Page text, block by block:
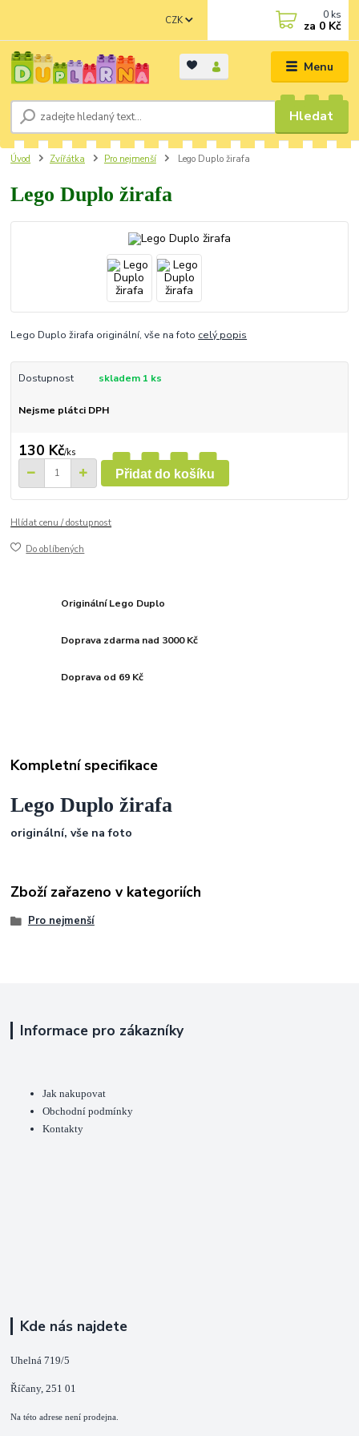
Menu
CZK
Hledat
0 ks
za 0 Kč
Úvod Zvířátka Pro nejmenší Lego Duplo žirafa
Lego Duplo žirafa
Lego Duplo žirafa originální, vše na foto celý popis
Dostupnost skladem 1 ks
Nejsme plátci DPH
130 Kč/ks
Přidat do košíku
Hlídat cenu / dostupnost
Do oblíbených
Originální Lego Duplo
Doprava zdarma nad 3000 Kč
Doprava od 69 Kč
Kompletní specifikace
Lego Duplo žirafa
originální, vše na foto
Zboží zařazeno v kategoriích
Pro nejmenší
Informace pro zákazníky
Jak nakupovat
Obchodní podmínky
Kontakty
Kde nás najdete
Uhelná 719/5
Říčany, 251 01
Na této adrese není prodejna.